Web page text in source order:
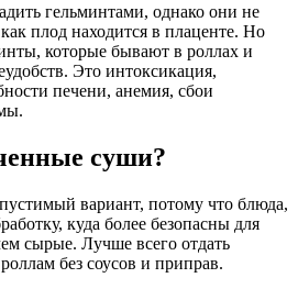
гельминтами, однако они не
плод находится в плаценте. Но
которые бывают в роллах и
Это интоксикация,
печени, анемия, сбои
суши?
вариант, потому что блюда,
куда более безопасны для
сырые. Лучше всего отдать
без соусов и приправ.